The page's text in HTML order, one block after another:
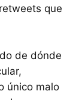
que
de dónde
único malo